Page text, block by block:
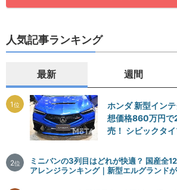
人気記事ランキング
最新 週間
1位
ホンダ 新型イン
想価格860万円で
売！ シビックタ
2位
ミニバンの3列目はどれが快適？ 国産全
アレンジランキング｜新型エルグランド